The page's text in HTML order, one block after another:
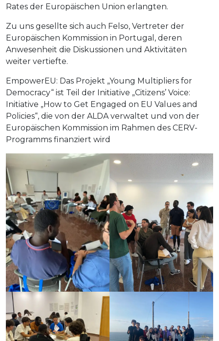
Rates der Europäischen Union erlangten.
Zu uns gesellte sich auch Felso, Vertreter der
Europäischen Kommission in Portugal, deren
Anwesenheit die Diskussionen und Aktivitäten
weiter vertiefte.
EmpowerEU: Das Projekt „Young Multipliers for
Democracy“ ist Teil der Initiative „Citizens’ Voice:
Initiative „How to Get Engaged on EU Values and
Policies“, die von der ALDA verwaltet und von der
Europäischen Kommission im Rahmen des CERV-
Programms finanziert wird